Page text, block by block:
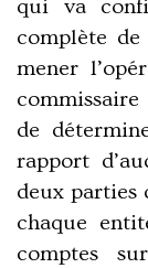
qui va
complète
mener
de
rapport
deux parties
chaque
comptes